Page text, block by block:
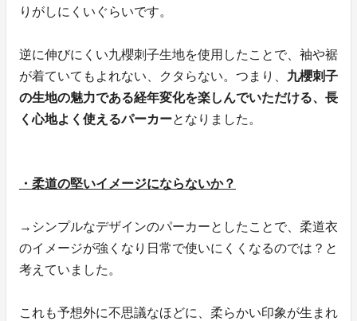
りがしにくいぐらいです。
逆に伸びにくい九櫻刺子生地を使用したことで、袖や裾
が着ていてもよれない、クタらない。つまり、 九櫻刺子
の生地の魅力である経年変化を楽しんでいただける、長
く心地よく使えるパーカーとなりました。
・柔道の堅いイメージにならないか？
→シンプルなデザインのパーカーとしたことで、柔道衣
のイメージが強くなり日常で使いにくくなるのでは？と
考えていました。
これも予想外に不思議なほどに、柔らかい印象が生まれ